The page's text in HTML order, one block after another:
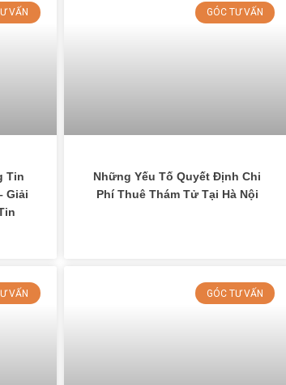
VẤN
Tin
Giải
GÓC TƯ VẤN
Những Yếu Tố Quyết Định Chi
Phí Thuê Thám Tử Tại Hà Nội
VẤN GÓC TƯ VẤN